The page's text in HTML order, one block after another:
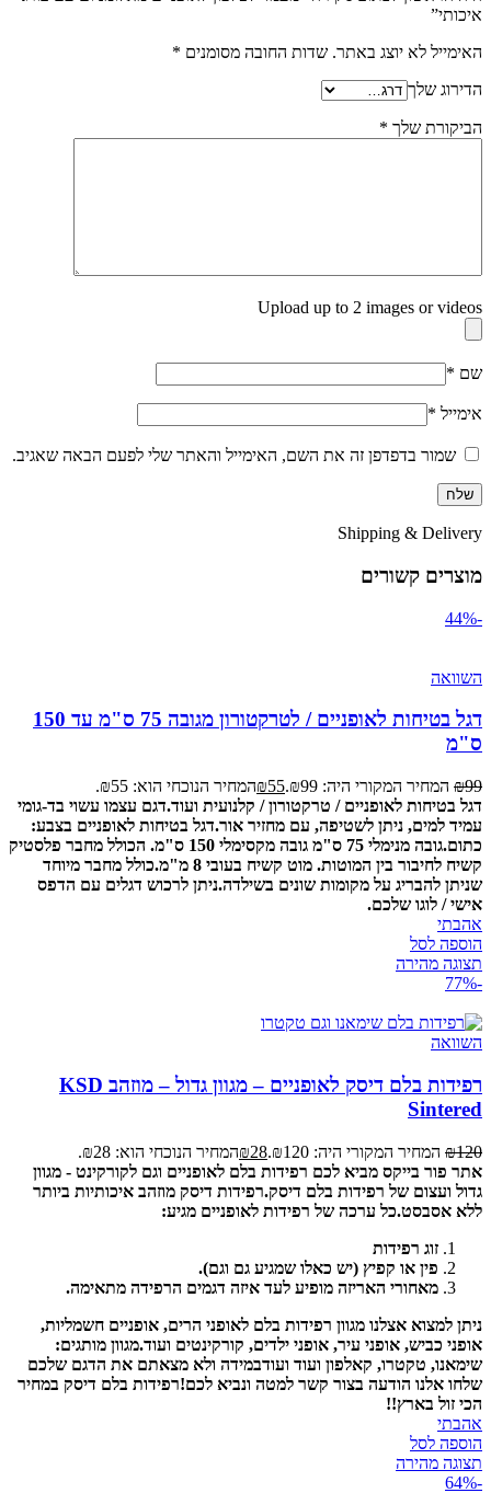
איכותי”
האימייל לא יוצג באתר. שדות החובה מסומנים *
הדירוג שלך
הביקורת שלך *
Upload up to 2 images or videos
שם *
אימייל *
שמור בדפדפן זה את השם, האימייל והאתר שלי לפעם הבאה שאגיב.
Shipping & Delivery
מוצרים קשורים
-44%
השוואה
דגל בטיחות לאופניים / לטרקטורון מגובה 75 ס"מ עד 150
ס"מ
₪99 המחיר המקורי היה: ₪99. ₪55
המחיר הנוכחי הוא: ₪55.
דגל בטיחות לאופניים / טרקטורון / קלנועית ועוד.דגם עצמו עשוי בד-גומי
עמיד למים, ניתן לשטיפה, עם מחזיר אור.דגל בטיחות לאופניים בצבע:
כתום.
גובה מנימלי 75 ס"מ גובה מקסימלי 150 ס"מ. הכולל מחבר פלסטיק
קשיח לחיבור בין המוטות. מוט קשיח בעובי 8 מ"מ.
כולל מחבר מיוחד
שניתן להבריג על מקומות שונים בשילדה.ניתן לרכוש דגלים עם הדפס
אישי / לוגו שלכם.
אהבתי
הוספה לסל
תצוגה מהירה
-77%
השוואה
רפידות בלם דיסק לאופניים – מגוון גדול – מוזהב KSD
Sintered
₪120 המחיר המקורי היה: ₪120. ₪28
המחיר הנוכחי הוא: ₪28.
אתר פור בייקס מביא לכם רפידות בלם לאופניים וגם לקורקינט - מגוון
גדול ועצום של רפידות בלם דיסק.רפידות דיסק מוזהב איכותיות ביותר
ללא אסבסט.כל ערכה של רפידות לאופניים מגיע:
זוג רפידות
פין או קפיץ (יש כאלו שמגיע גם וגם).
מאחורי האריזה מופיע לעד איזה דגמים הרפידה מתאימה.
ניתן למצוא אצלנו מגוון רפידות בלם לאופני הרים, אופניים חשמליות,
אופני כביש, אופני עיר, אופני ילדים, קורקינטים ועוד.מגוון מותגים:
שימאנו, טקטרו, קאלפון ועוד ועודבמידה ולא מצאתם את הדגם שלכם
שלחו אלנו הודעה בצור קשר למטה ונביא לכם!רפידות בלם דיסק במחיר
הכי זול בארץ!!
אהבתי
הוספה לסל
תצוגה מהירה
-64%